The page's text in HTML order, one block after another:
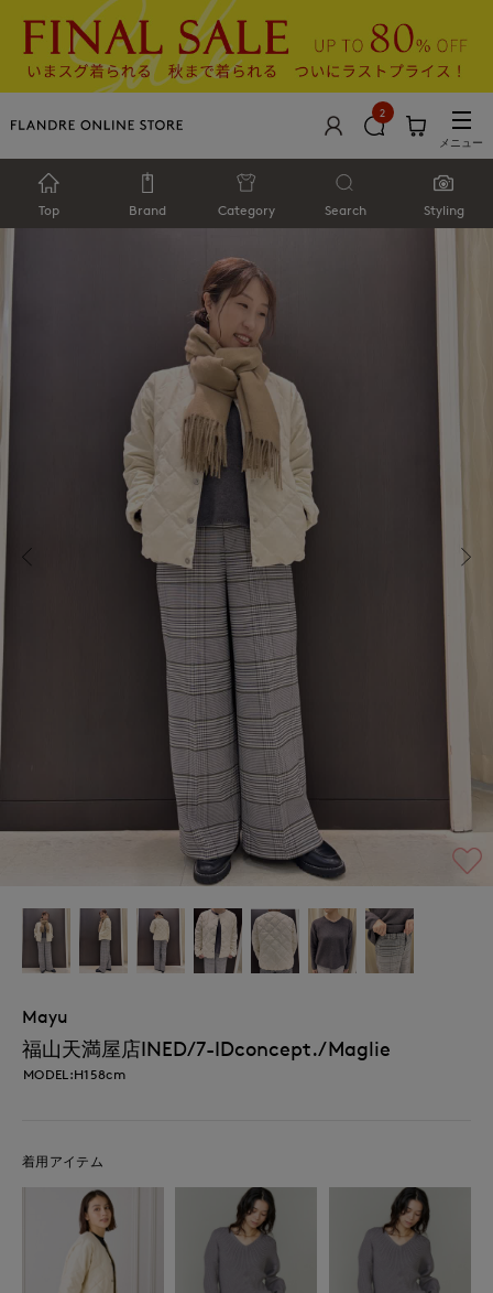
2
メニュー
Top Brand Category Search Styling
Mayu
福山天満屋店INED/7-IDconcept./Maglie
MODEL:H158cm
着用アイテム